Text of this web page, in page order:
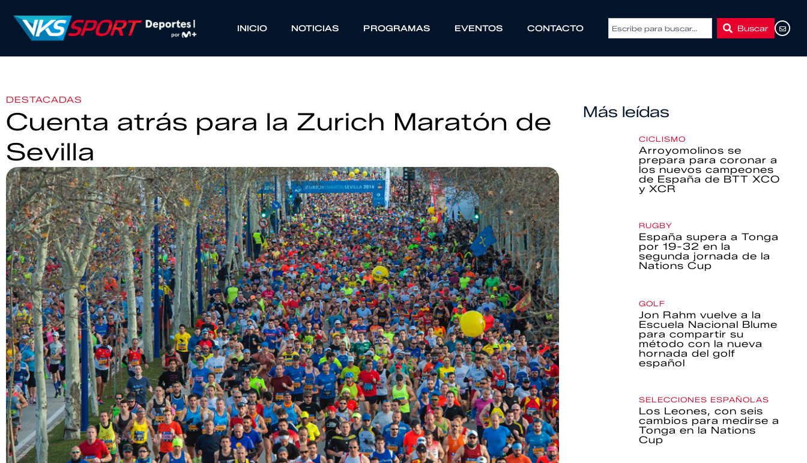
INICIO NOTICIAS PROGRAMAS EVENTOS CONTACTO Buscar
DESTACADAS
Cuenta atrás para la Zurich Maratón de
Sevilla
Más leídas
CICLISMO
Arroyomolinos se
prepara para coronar a
los nuevos campeones
de España de BTT XCO
y XCR
RUGBY
España supera a Tonga
por 19-32 en la
segunda jornada de la
Nations Cup
GOLF
Jon Rahm vuelve a la
Escuela Nacional Blume
para compartir su
método con la nueva
hornada del golf
español
SELECCIONES ESPAÑOLAS
Los Leones, con seis
cambios para medirse a
Tonga en la Nations
Cup